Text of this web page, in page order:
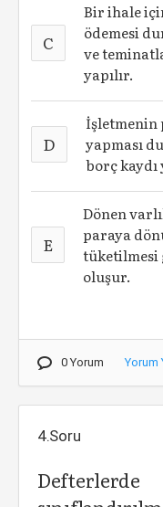
C
Bir ihale
ödemesi
ve
yapılır.
D
İşletmenin
yapması
borç kaydı
E
Dönen
paraya
tüketilmesi
oluşur.
0 Yorum Yorum
4.Soru